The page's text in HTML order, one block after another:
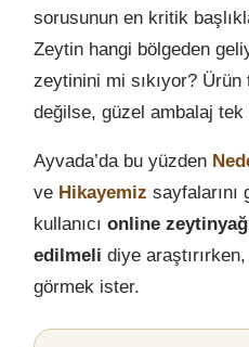
sorusunun en kritik
Zeytin hangi bölgeden
zeytinini mi sıkıyor?
değilse, güzel ambalaj tek
Ayvada’da bu yüzden
ve Hikayemiz
kullanıcı online
edilmeli diye
görmek ister.